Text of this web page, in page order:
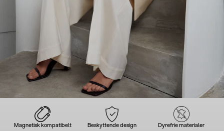
Magnetisk kompatibelt Beskyttende design Dyrefrie materialer